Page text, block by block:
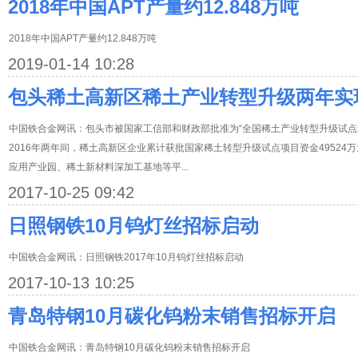
2018年中国APT产量约12.848万吨
2018年中国APT产量约12.848万吨
2019-01-14 10:28
包头稀土高新区稀土产业转型升级两年
中国铁合金网讯：包头市被国家工信部和财政部批准为“全国稀土产业转型升级试
2016年两年间，稀土高新区企业累计获批国家稀土转型升级试点项目资金49524
应用产业园、稀土新材料深加工基地等平...
2017-10-25 09:42
日照钢铁10月钨灯丝招标启动
中国铁合金网讯：日照钢铁2017年10月钨灯丝招标启动
2017-10-13 10:25
青岛特钢10月碳化钨粉末销售招标开启
中国铁合金网讯：青岛特钢10月碳化钨粉末销售招标开启